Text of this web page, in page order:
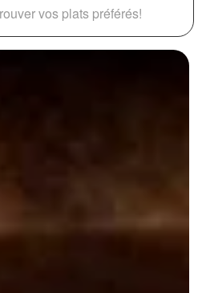
vos plats préférés!